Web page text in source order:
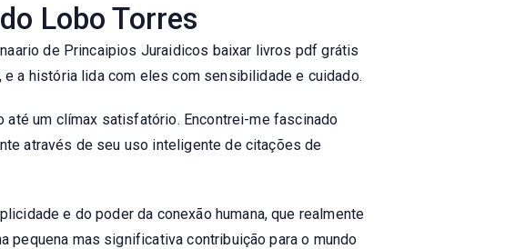
Lobo Torres
de Princaipios Juraidicos baixar livros pdf grátis
a história lida com eles com sensibilidade e cuidado.
até um clímax satisfatório. Encontrei-me fascinado
através de seu uso inteligente de citações de
e do poder da conexão humana, que realmente
pequena mas significativa contribuição para o mundo